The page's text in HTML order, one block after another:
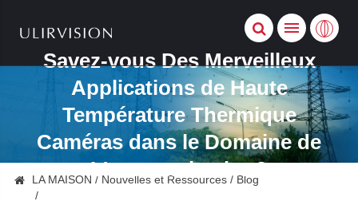
Savez-vous Des Merveilleux
Applications de Haute
Température Thermique
Caméras dans le Domaine de
L'automatisation?
LA MAISON Nouvelles et Ressources Blog